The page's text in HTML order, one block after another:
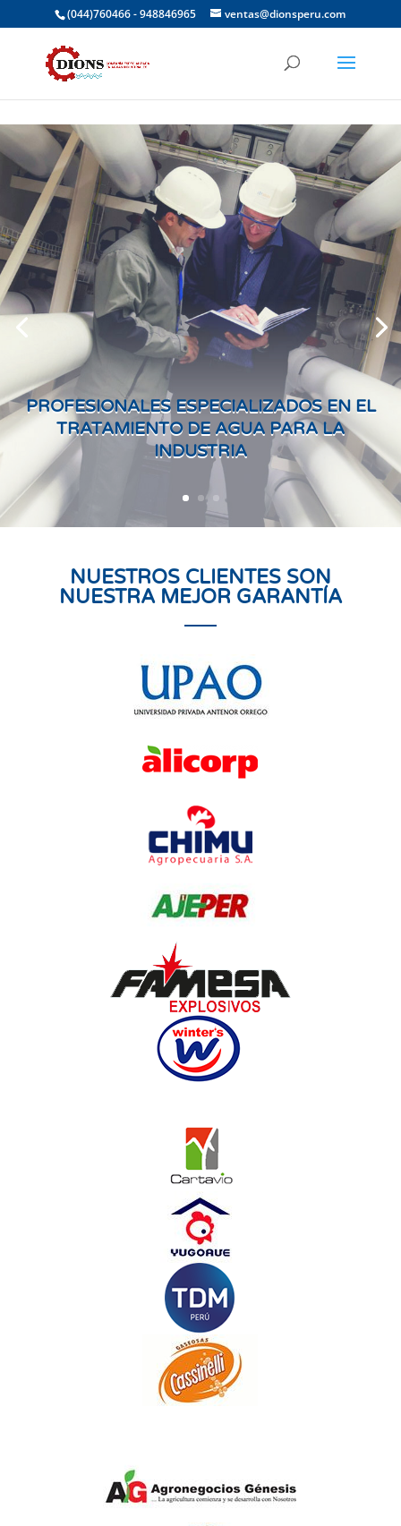
(044)760466 - 948846965 ventas@dionsperu.com
PROFESIONALES ESPECIALIZADOS EN EL
TRATAMIENTO DE AGUA PARA LA
INDUSTRIA
NUESTROS CLIENTES SON
NUESTRA MEJOR GARANTÍA